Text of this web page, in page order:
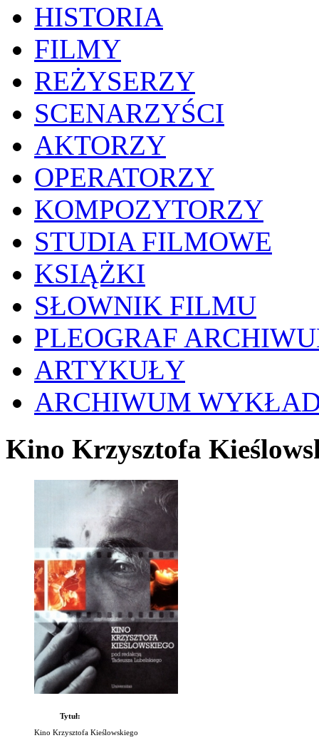
HISTORIA
FILMY
REŻYSERZY
SCENARZYŚCI
AKTORZY
OPERATORZY
KOMPOZYTORZY
STUDIA FILMOWE
KSIĄŻKI
SŁOWNIK FILMU
PLEOGRAF
ARTYKUŁY
ARCHIWUM
Kino Krzysztofa
Tytuł:
Kino Krzysztofa Kieślowskiego